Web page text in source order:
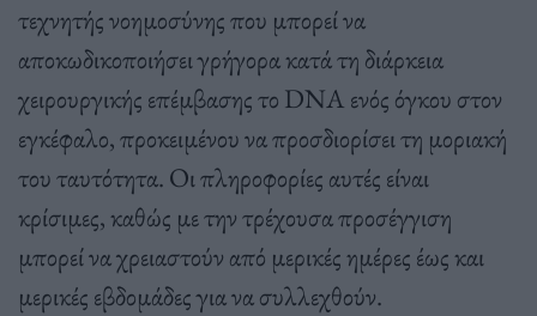
τεχνητής νοημοσύνης που μπορεί να
αποκωδικοποιήσει γρήγορα κατά τη διάρκεια
χειρουργικής επέμβασης το DNA ενός όγκου στον
εγκέφαλο, προκειμένου να προσδιορίσει τη μοριακή
του ταυτότητα. Οι πληροφορίες αυτές είναι
κρίσιμες, καθώς με την τρέχουσα προσέγγιση
μπορεί να χρειαστούν από μερικές ημέρες έως και
μερικές εβδομάδες για να συλλεχθούν.